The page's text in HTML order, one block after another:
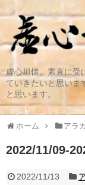
虚心坦懐、素直に受
ていきたいと思いま
と思います。
ホーム アラ
2022/11/09-
2022/11/13